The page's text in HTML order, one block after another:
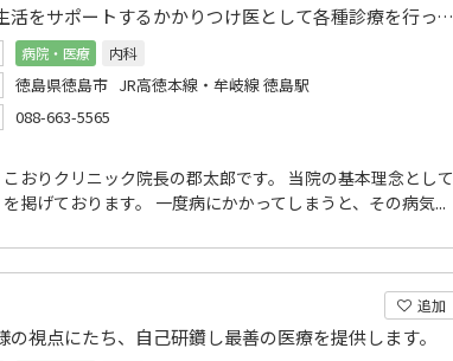
みなさまの生活をサポートするかかりつけ医として各種診療を行っております。
病院・医療
内科
徳島県徳島市 JR高徳本線・牟岐線 徳島駅
088-663-5565
おりクリニック院長の郡太郎です。 当院の基本理念として
を掲げております。 一度病にかかってしまうと、その病気...
追加
の視点にたち、自己研鑽し最善の医療を提供します。